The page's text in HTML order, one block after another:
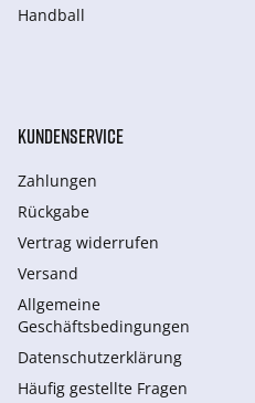
Handball
KUNDENSERVICE
Zahlungen
Rückgabe
Vertrag widerrufen
Versand
Allgemeine
Geschäftsbedingungen
Datenschutzerklärung
Häufig gestellte Fragen